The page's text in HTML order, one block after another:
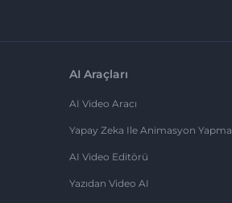
AI Araçları
AI Video Aracı
Yapay Zeka Ile Animasyon Yapma
AI Video Editörü
Yazıdan Video AI